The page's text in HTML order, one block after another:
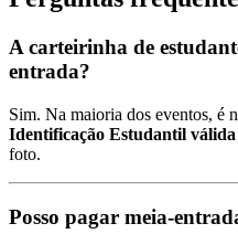
A carteirinha de
entrada?
Sim. Na maioria dos eventos, é
Identificação Estudantil válida
foto.
Posso pagar meia-